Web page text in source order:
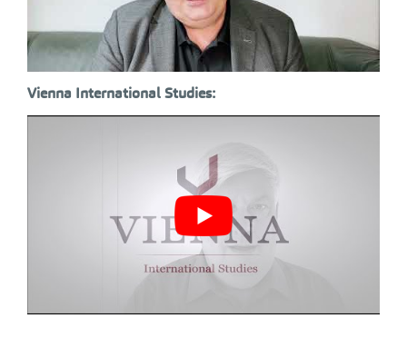
Vienna International Studies: